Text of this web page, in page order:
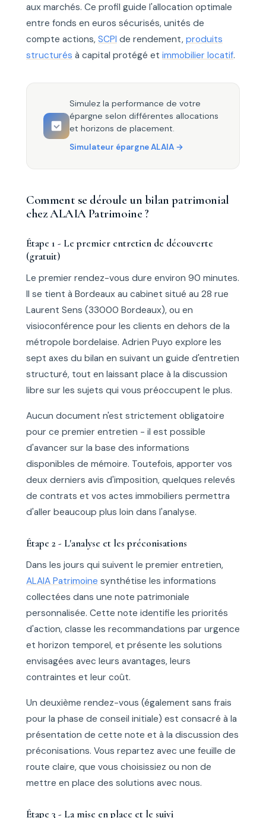
aux marchés. Ce profil guide l'allocation optimale
entre fonds en euros sécurisés, unités de
compte actions, SCPI de rendement, produits
structurés à capital protégé et immobilier locatif.
Simulez la performance de votre
épargne selon différentes allocations
et horizons de placement.
Simulateur épargne ALAIA
Comment se déroule un bilan patrimonial
chez ALAIA Patrimoine ?
Étape 1 - Le premier entretien de découverte
(gratuit)
Le premier rendez-vous dure environ 90 minutes.
Il se tient à Bordeaux au cabinet situé au 28 rue
Laurent Sens (33000 Bordeaux), ou en
visioconférence pour les clients en dehors de la
métropole bordelaise. Adrien Puyo explore les
sept axes du bilan en suivant un guide d'entretien
structuré, tout en laissant place à la discussion
libre sur les sujets qui vous préoccupent le plus.
Aucun document n'est strictement obligatoire
pour ce premier entretien - il est possible
d'avancer sur la base des informations
disponibles de mémoire. Toutefois, apporter vos
deux derniers avis d'imposition, quelques relevés
de contrats et vos actes immobiliers permettra
d'aller beaucoup plus loin dans l'analyse.
Étape 2 - L'analyse et les préconisations
Dans les jours qui suivent le premier entretien,
ALAIA Patrimoine synthétise les informations
collectées dans une note patrimoniale
personnalisée. Cette note identifie les priorités
d'action, classe les recommandations par urgence
et horizon temporel, et présente les solutions
envisagées avec leurs avantages, leurs
contraintes et leur coût.
Un deuxième rendez-vous (également sans frais
pour la phase de conseil initiale) est consacré à la
présentation de cette note et à la discussion des
préconisations. Vous repartez avec une feuille de
route claire, que vous choisissiez ou non de
mettre en place des solutions avec nous.
Étape 3 - La mise en place et le suivi